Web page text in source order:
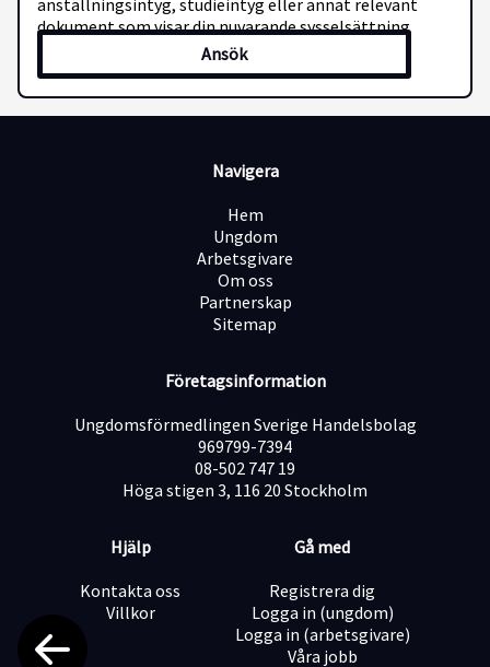
anställningsintyg, studieintyg eller annat relevant
dokument som visar din nuvarande sysselsättning.
Din profil
Vi söker dig som känner igen dig i att vara självständig,
noggrann och strukturerad. En del av jobbet sker i
jobba fysiskt och i högt tempo. Vidare ser vi gärna att
lägga stor vikt på din personlighet. I enlighet med vår
kunds krav så genomför vi i denna rekryteringsprocess
en bakgrundkontroll i brotts- och belastningsregistret
inför en eventuell anställning.
En annan huvudsaklig sysselsättning på minst 50% -
elitidrottare mm (intyg krävs)
Behärskar svenska i både tal och skrift
Körkort och tillgång till bil
Rent belastningsregister
Meriterande
Om oss
Denna tjänst innebär att du kommer bli anställd som
Ansök
Navigera
Hem
Ungdom
Arbetsgivare
Om oss
Partnerskap
Sitemap
Företagsinformation
Ungdomsförmedlingen Sverige Handelsbolag
969799-7394
08-502 747 19
Höga stigen 3, 116 20 Stockholm
Hjälp
Kontakta oss
Villkor
Gå med
Registrera dig
Logga in (ungdom)
Logga in (arbetsgivare)
Våra jobb